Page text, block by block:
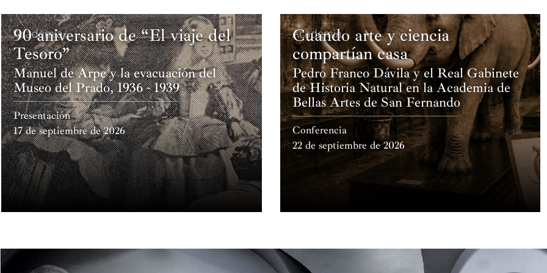
Academia
90 aniversario de “El viaje del
Tesoro”
Manuel de Arpe y la evacuación del
Museo del Prado, 1936 - 1939
Presentación
17 de septiembre de 2026
Academia
Cuando arte y ciencia
compartían casa
Pedro Franco Dávila y el Real Gabinete
de Historia Natural en la Academia de
Bellas Artes de San Fernando
Conferencia
22 de septiembre de 2026